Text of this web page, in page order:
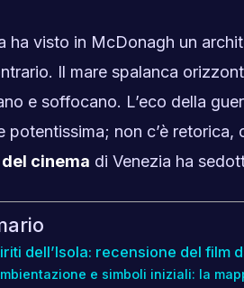
ha visto in McDonagh un
Il mare spalanca
e soffocano. L’eco della
potentissima; non c’è
cinema di Venezia ha
dell’Isola: recensione del
e simboli iniziali: la